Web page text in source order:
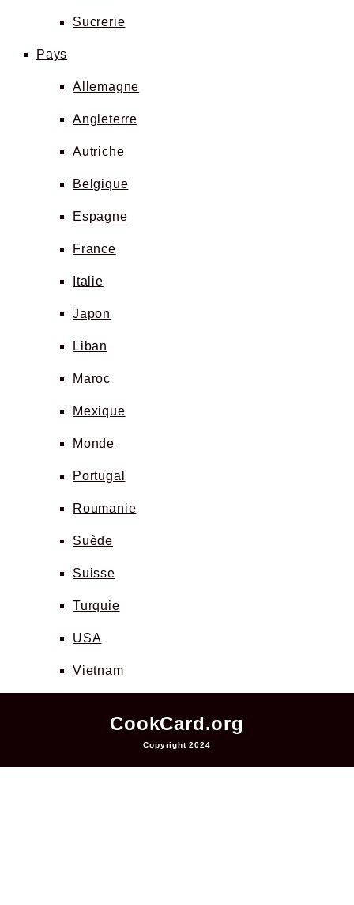
Sucrerie
Pays
Allemagne
Angleterre
Autriche
Belgique
Espagne
France
Italie
Japon
Liban
Maroc
Mexique
Monde
Portugal
Roumanie
Suède
Suisse
Turquie
USA
Vietnam
CookCard.org
Copyright 2024